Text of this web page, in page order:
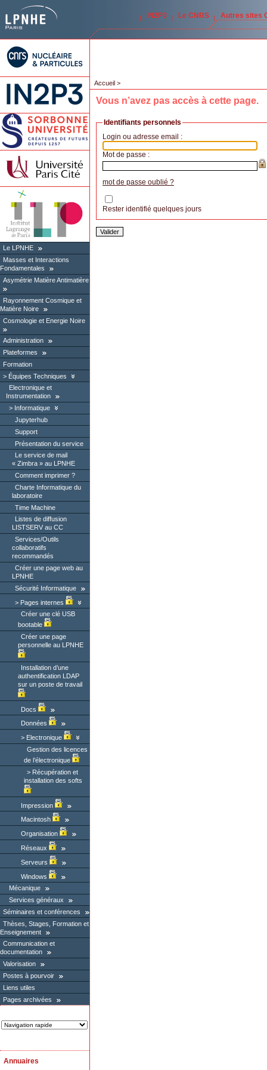
IN2P3 Le CNRS Autres sites
Le LPNHE
Masses et Interactions
Fondamentales
Asymétrie Matière Antimatière
Rayonnement Cosmique et
Matière Noire
Cosmologie et Energie Noire
Administration
Plateformes
Formation
Équipes Techniques
Electronique et
Instrumentation
Informatique
Jupyterhub
Support
Présentation du service
Le service de mail
« Zimbra » au LPNHE
Comment imprimer ?
Charte Informatique du
laboratoire
Time Machine
Listes de diffusion
LISTSERV au CC
Services/Outils
collaboratifs
recommandés
Créer une page web au
LPNHE
Sécurité Informatique
Pages internes
Créer une clé USB
bootable
Créer une page
personnelle au LPNHE
Installation d’une
authentification LDAP
sur un poste de travail
Docs
Données
Electronique
Gestion des licences
de l’électronique
Récupération et
installation des softs
Impression
Macintosh
Organisation
Réseaux
Serveurs
Windows
Mécanique
Services généraux
Séminaires et conférences
Thèses, Stages, Formation et
Enseignement
Communication et
documentation
Valorisation
Postes à pourvoir
Liens utiles
Pages archivées
Annuaires
Accueil >
Vous n’avez pas accès à cette page.
Identifiants personnels
Login ou adresse email :
Mot de passe :
mot de passe oublié ?
Rester identifié quelques jours